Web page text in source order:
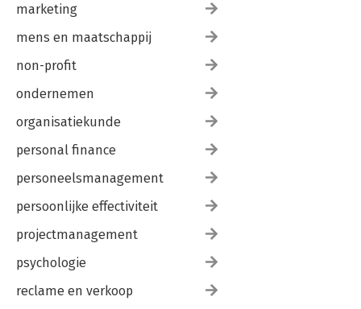
marketing
mens en maatschappij
non-profit
ondernemen
organisatiekunde
personal finance
personeelsmanagement
persoonlijke effectiviteit
projectmanagement
psychologie
reclame en verkoop